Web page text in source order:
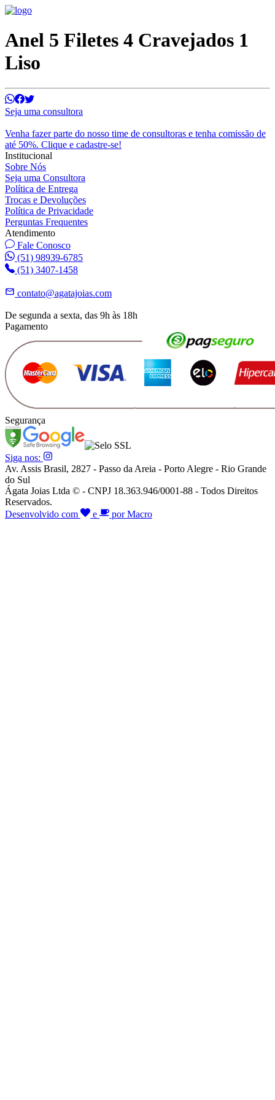
Anel 5 Filetes 4 Cravejados 1
Liso
Seja uma consultora
Venha fazer parte do nosso time de consultoras e tenha comissão de
até 50%. Clique e cadastre-se!
Institucional
Sobre Nós
Seja uma Consultora
Política de Entrega
Trocas e Devoluções
Política de Privacidade
Perguntas Frequentes
Atendimento
Fale Conosco
(51) 98939-6785
(51) 3407-1458
contato@agatajoias.com
De segunda a sexta, das 9h às 18h
Pagamento
Segurança
Siga nos:
Av. Assis Brasil, 2827 - Passo da Areia - Porto Alegre - Rio Grande
do Sul
Ágata Joias Ltda © - CNPJ 18.363.946/0001-88 - Todos Direitos
Reservados.
Desenvolvido com
e por Macro